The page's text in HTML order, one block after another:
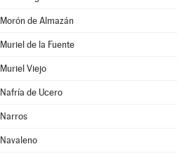
Morón de Almazán
Muriel de la Fuente
Muriel Viejo
Nafría de Ucero
Narros
Navaleno